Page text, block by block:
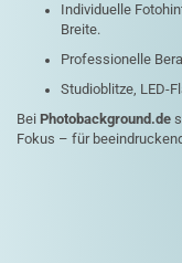
Individuelle
Breite.
Professionelle
Studioblitze, LED-
Bei Photobackground.de
Fokus – für